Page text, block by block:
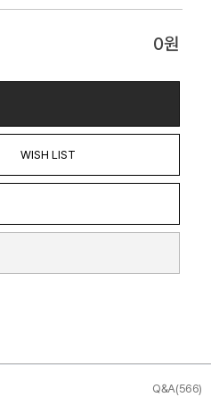
0원
WISH LIST
Q&A(566)